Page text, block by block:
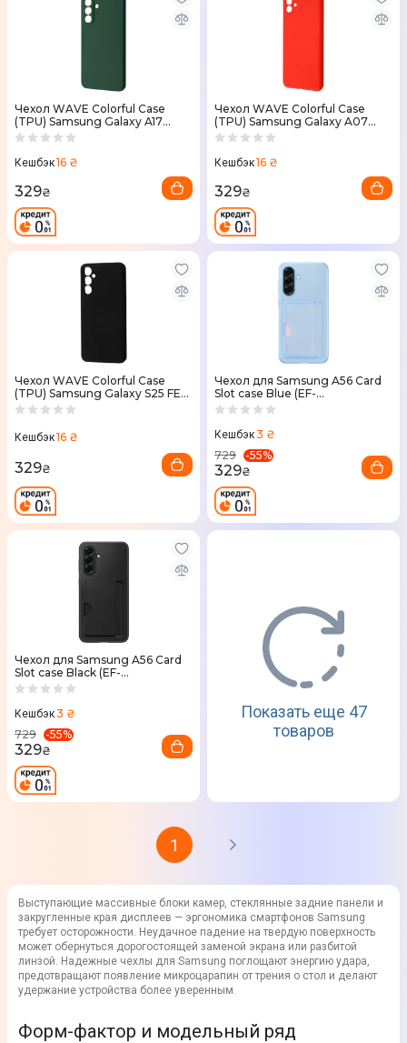
Чехол WAVE Colorful Case
(TPU) Samsung Galaxy A17
(Green)
Кешбэк16 ₴
329₴
Чехол WAVE Colorful Case
(TPU) Samsung Galaxy A07
(Red)
Кешбэк16 ₴
329₴
Чехол WAVE Colorful Case
(TPU) Samsung Galaxy S25 FE
(Black)
Кешбэк16 ₴
329₴
Чехол для Samsung A56 Card
Slot case Blue (EF-
OA566TLEGWW)
Кешбэк3 ₴
729
-55%
329₴
Чехол для Samsung A56 Card
Slot case Black (EF-
OA566TBEGWW)
Кешбэк3 ₴
729
-55%
329₴
Показать еще 47
товаров
1
Выступающие массивные блоки камер, стеклянные задние панели и
закругленные края дисплеев — эргономика смартфонов Samsung
требует осторожности. Неудачное падение на твердую поверхность
может обернуться дорогостоящей заменой экрана или разбитой
линзой. Надежные чехлы для Samsung поглощают энергию удара,
предотвращают появление микроцарапин от трения о стол и делают
удержание устройства более уверенным.
Форм-фактор и модельный ряд